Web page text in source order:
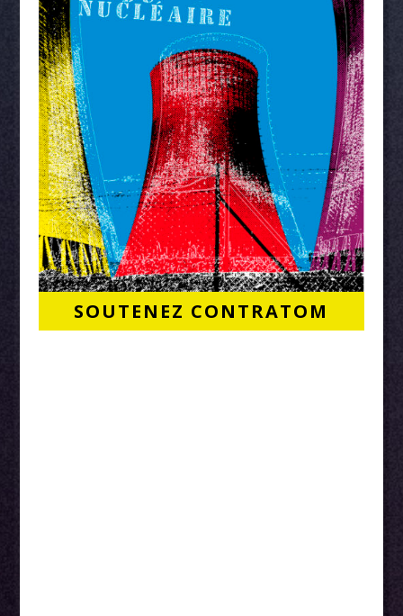
SOUTENEZ CONTRATOM